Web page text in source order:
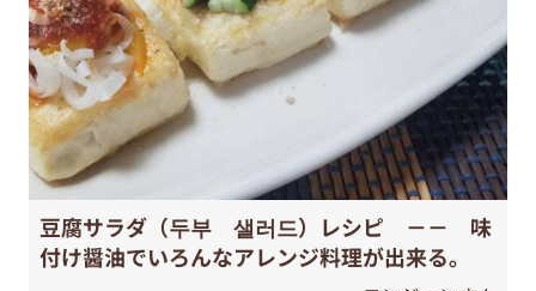
豆腐サラダ（두부 샐러드）レシピ －－ 味
付け醤油でいろんなアレンジ料理が出来る。